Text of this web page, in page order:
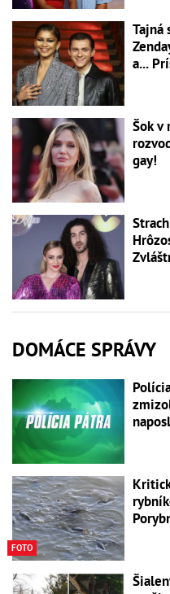
Tajná
a...
Šok v
gay!
DOMÁCE SPRÁVY
FOTO